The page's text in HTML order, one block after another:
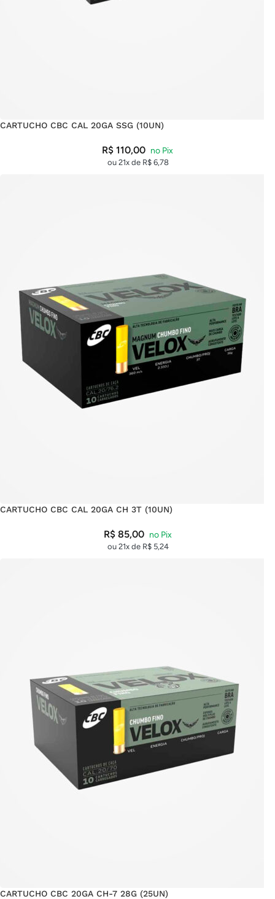
CARTUCHO CBC CAL 20GA SSG (10UN)
R$ 110,00
ou 21x de R$6,78
CARTUCHO CBC CAL 20GA CH 3T (10UN)
R$85,00
ou 21x de R$5,24
CARTUCHO CBC 20GA CH-7 28G (25UN)